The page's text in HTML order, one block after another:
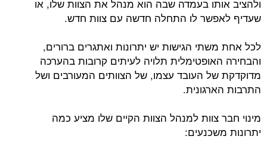
ולהציב אותו בעמדה שבה הוא מנהל את הצוות שלו, או
שעדיף לאפשר לו התחלה חדשה עם צוות חדש.
לכל אחת משתי הגישות יש יתרונות ואתגרים ברורים,
והבחירה האופטימלית תלויה לעיתים קרובות בהערכה
מדוקדקת של העובד עצמו, של הצוותים המעורבים ושל
התרבות הארגונית.
מינוי חבר צוות למנהל הצוות הקיים שלו מציע כמה
יתרונות משכנעים: